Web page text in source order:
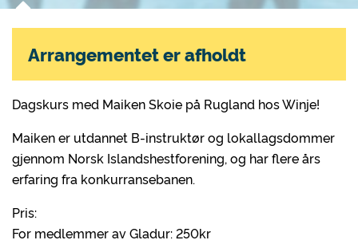
Dagskurs med Maiken Skoie på Rugland hos Winje!
Maiken er utdannet B-instruktør og lokallagsdommer
gjennom Norsk Islandshestforening, og har flere års
erfaring fra konkurransebanen.
Pris:
For medlemmer av Gladur: 250kr
Arrangementet er afholdt